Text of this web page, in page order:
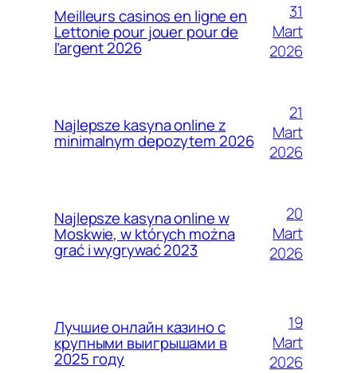
Meilleurs casinos en ligne en
Lettonie pour jouer pour de
l’argent 2026
31
Mart
2026
Najlepsze kasyna online z
minimalnym depozytem 2026
21
Mart
2026
Najlepsze kasyna online w
Moskwie, w których można
grać i wygrywać 2023
20
Mart
2026
Лучшие онлайн казино с
крупными выигрышами в
2025 году
19
Mart
2026